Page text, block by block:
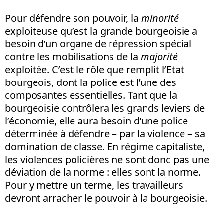
Pour défendre son pouvoir, la minorité
exploiteuse qu’est la grande bourgeoisie a
besoin d’un organe de répression spécial
contre les mobilisations de la majorité
exploitée. C’est le rôle que remplit l’Etat
bourgeois, dont la police est l’une des
composantes essentielles. Tant que la
bourgeoisie contrôlera les grands leviers de
l’économie, elle aura besoin d’une police
déterminée à défendre – par la violence – sa
domination de classe. En régime capitaliste,
les violences policières ne sont donc pas une
déviation de la norme : elles sont la norme.
Pour y mettre un terme, les travailleurs
devront arracher le pouvoir à la bourgeoisie.